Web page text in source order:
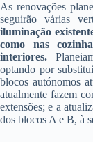
As renovações
seguirão várias
iluminação
como nas
interiores.
optando por
blocos autónomos
atualmente fazem
extensões; e a
dos blocos A e B, à